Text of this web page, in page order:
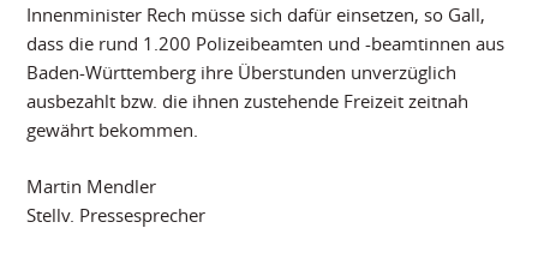
Innenminister Rech müsse sich dafür einsetzen, so Gall,
dass die rund 1.200 Polizeibeamten und -beamtinnen aus
Baden-Württemberg ihre Überstunden unverzüglich
ausbezahlt bzw. die ihnen zustehende Freizeit zeitnah
gewährt bekommen.
Martin Mendler
Stellv. Pressesprecher